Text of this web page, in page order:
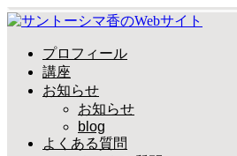
プロフィール
講座
お知らせ
お知らせ
blog
よくある質問